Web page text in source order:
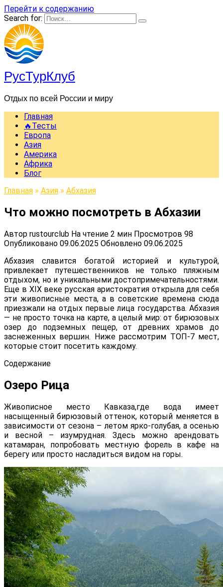
Перейти к содержанию
Search for:
РусТурКлуб
Отдых по всей России и миру
Главная
🔥Тесты
Европа
Азия
Америка
Африка
Блог
Главная » Азия » Абхазия
Что можно посмотреть в Абхазии
Автор rustourclub На чтение 2 мин Просмотров 98
Опубликовано 09.06.2025 Обновлено 09.06.2025
Абхазия славится богатой историей и культурой,
привлекает путешественников не только пляжным
отдыхом, но и уникальными достопримечательностями.
Еще в XIX веке русская аристократия открыла для себя
эти живописные места, а в советские времена сюда
приезжали на отдых первые лица государства. Абхазия
— не просто точка на карте, а целый мир: от бирюзовых
озер до подземных пещер, от древних храмов до
заснеженных вершин. Ниже рассмотрим ТОП-7 мест,
которые стоит посетить каждому.
Содержание
Озеро Рица
Живописное место Кавказа,где вода имеет
насыщенный бирюзовый оттенок, который меняется в
зависимости от сезона – летом ярко-голубая, а осенью
и весной – изумрудная. Здесь можно арендовать
катамаран, попробовать местную форель в кафе на
берегу или просто насладиться видом на горы.